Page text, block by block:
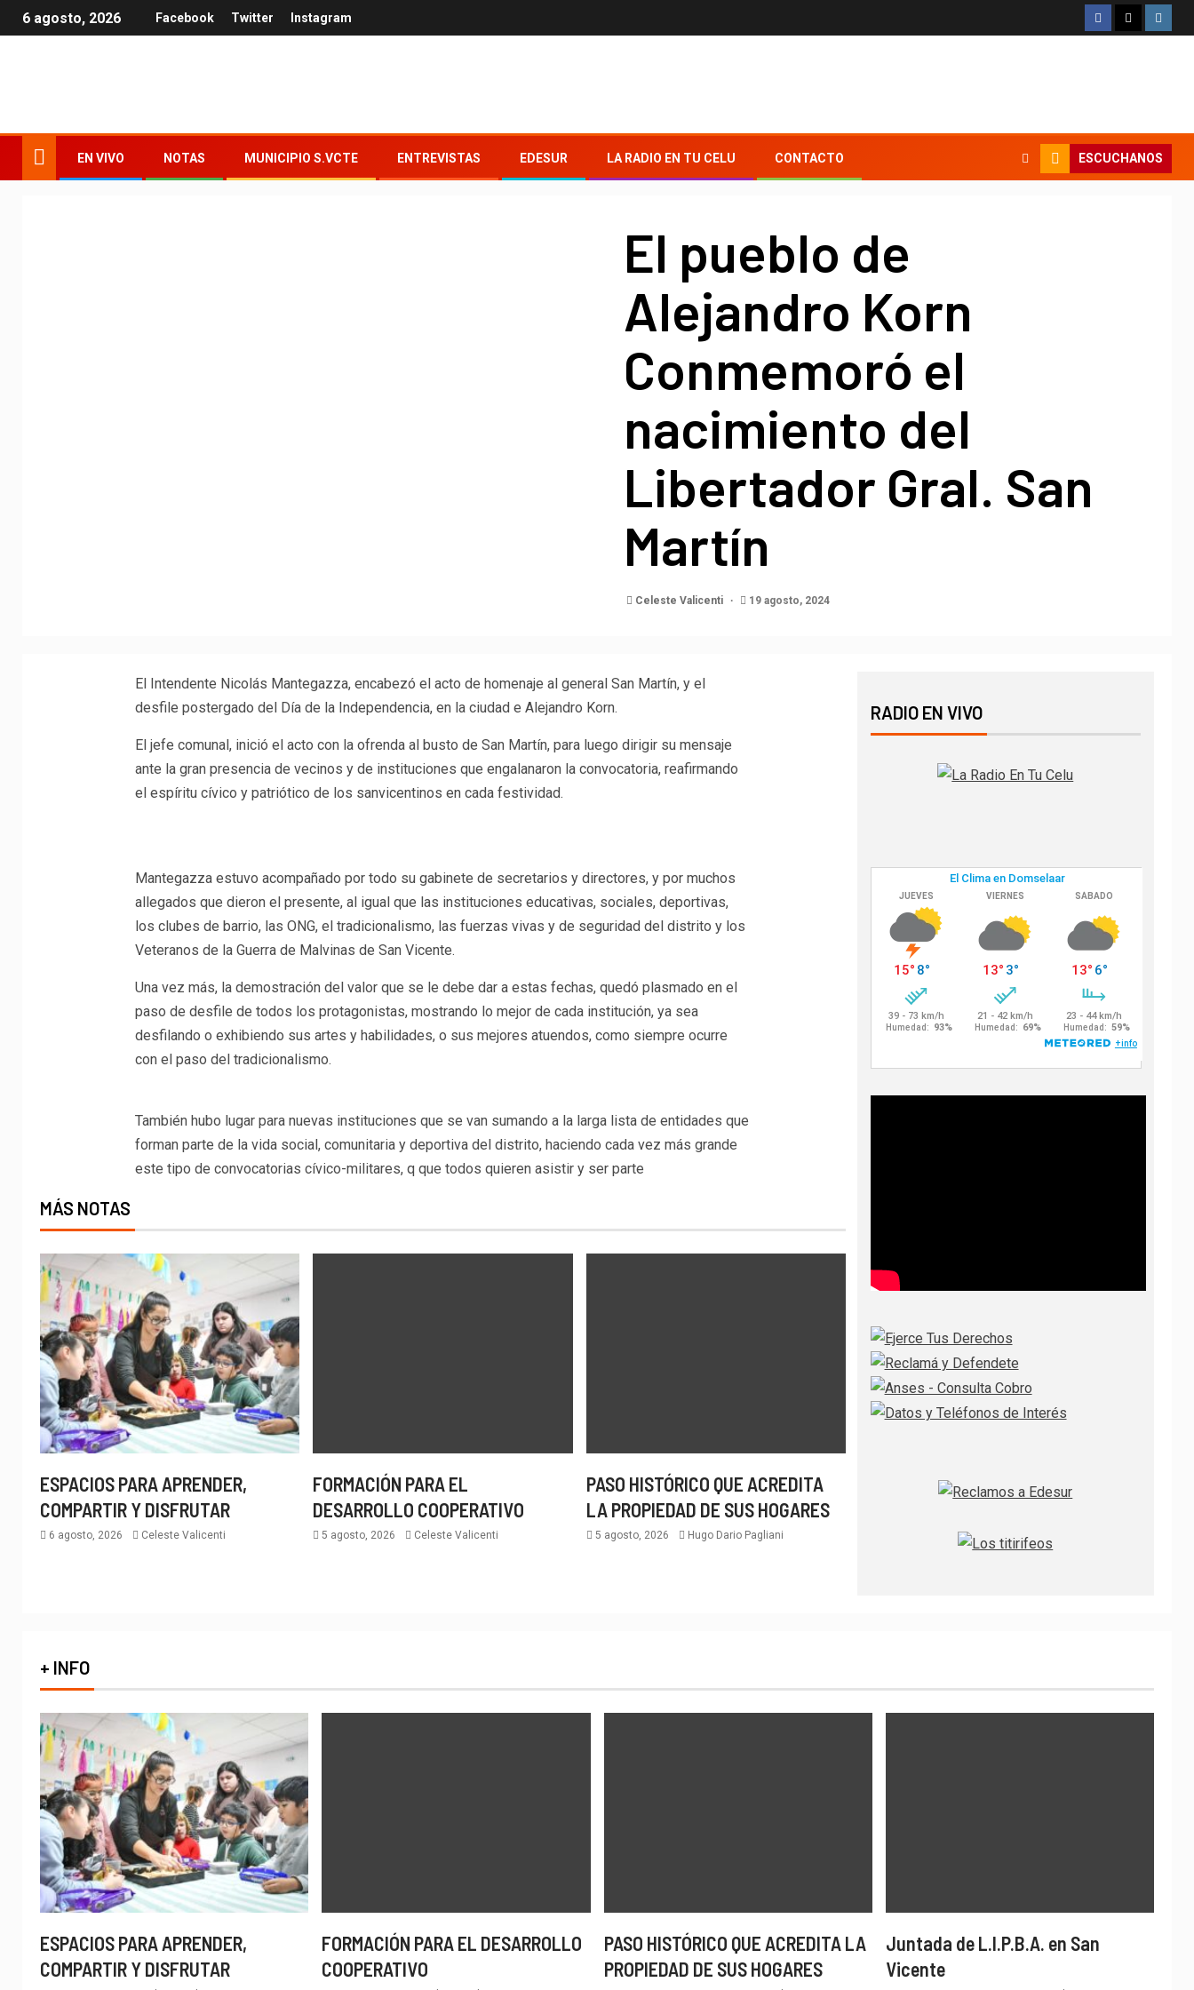
6 agosto, 2026 Facebook Twitter Instagram
EN VIVO NOTAS MUNICIPIO S.VCTE ENTREVISTAS EDESUR LA RADIO EN TU CELU CONTACTO ESCUCHANOS
El pueblo de
Alejandro Korn
Conmemoró el
nacimiento del
Libertador Gral. San
Martín
Celeste Valicenti 19 agosto, 2024
El Intendente Nicolás Mantegazza, encabezó el acto de homenaje al general San Martín, y el
desfile postergado del Día de la Independencia, en la ciudad e Alejandro Korn.
El jefe comunal, inició el acto con la ofrenda al busto de San Martín, para luego dirigir su mensaje
ante la gran presencia de vecinos y de instituciones que engalanaron la convocatoria, reafirmando
el espíritu cívico y patriótico de los sanvicentinos en cada festividad.
Mantegazza estuvo acompañado por todo su gabinete de secretarios y directores, y por muchos
allegados que dieron el presente, al igual que las instituciones educativas, sociales, deportivas,
los clubes de barrio, las ONG, el tradicionalismo, las fuerzas vivas y de seguridad del distrito y los
Veteranos de la Guerra de Malvinas de San Vicente.
Una vez más, la demostración del valor que se le debe dar a estas fechas, quedó plasmado en el
paso de desfile de todos los protagonistas, mostrando lo mejor de cada institución, ya sea
desfilando o exhibiendo sus artes y habilidades, o sus mejores atuendos, como siempre ocurre
con el paso del tradicionalismo.
También hubo lugar para nuevas instituciones que se van sumando a la larga lista de entidades que
forman parte de la vida social, comunitaria y deportiva del distrito, haciendo cada vez más grande
este tipo de convocatorias cívico-militares, q que todos quieren asistir y ser parte
MÁS NOTAS
ESPACIOS PARA APRENDER,
COMPARTIR Y DISFRUTAR
6 agosto, 2026 Celeste Valicenti
FORMACIÓN PARA EL
DESARROLLO COOPERATIVO
5 agosto, 2026 Celeste Valicenti
PASO HISTÓRICO QUE ACREDITA
LA PROPIEDAD DE SUS HOGARES
5 agosto, 2026 Hugo Dario Pagliani
RADIO EN VIVO
+ INFO
ESPACIOS PARA APRENDER,
COMPARTIR Y DISFRUTAR
FORMACIÓN PARA EL DESARROLLO
COOPERATIVO
PASO HISTÓRICO QUE ACREDITA LA
PROPIEDAD DE SUS HOGARES
Juntada de L.I.P.B.A. en San
Vicente